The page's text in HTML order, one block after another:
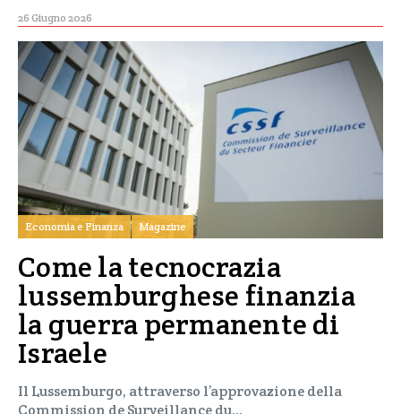
26 Giugno 2026
Economia e Finanza Magazine
Come la tecnocrazia
lussemburghese finanzia
la guerra permanente di
Israele
Il Lussemburgo, attraverso l’approvazione della
Commission de Surveillance du…